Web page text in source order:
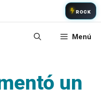
ROCK
Menú
un